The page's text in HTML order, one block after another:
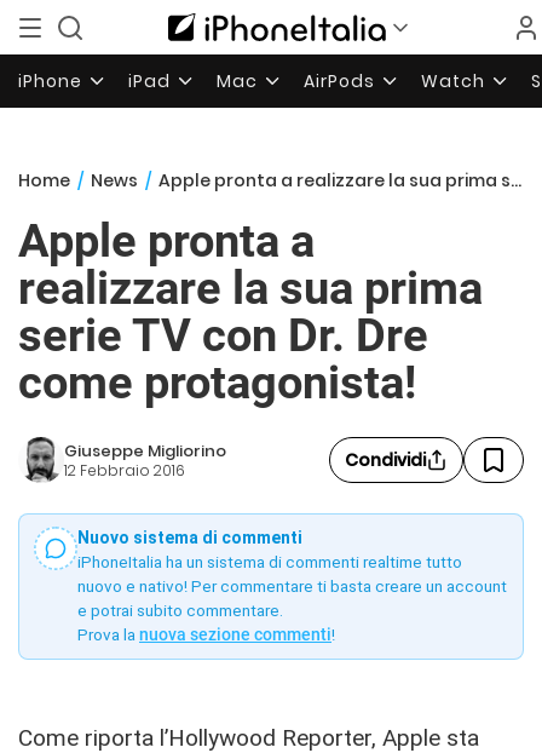
iPhone iPad Mac AirPods Watch
Home / News / Apple pronta a realizzare la sua prima serie TV con Dr. Dre come protagonista!
Apple pronta a
realizzare la sua prima
serie TV con Dr. Dre
come protagonista!
Giuseppe Migliorino
12 Febbraio 2016 Condividi
Nuovo sistema di commenti
iPhoneItalia ha un sistema di commenti realtime tutto
nuovo e nativo! Per commentare ti basta creare un account
e potrai subito commentare.
Prova la nuova sezione commenti!
Come riporta l’Hollywood Reporter, Apple sta